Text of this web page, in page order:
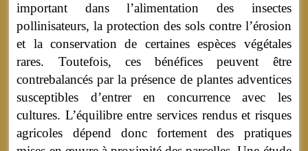
important dans l’alimentation des insectes
pollinisateurs, la protection des sols contre l’érosion
et la conservation de certaines espèces végétales
rares. Toutefois, ces bénéfices peuvent être
contrebalancés par la présence de plantes adventices
susceptibles d’entrer en concurrence avec les
cultures. L’équilibre entre services rendus et risques
agricoles dépend donc fortement des pratiques